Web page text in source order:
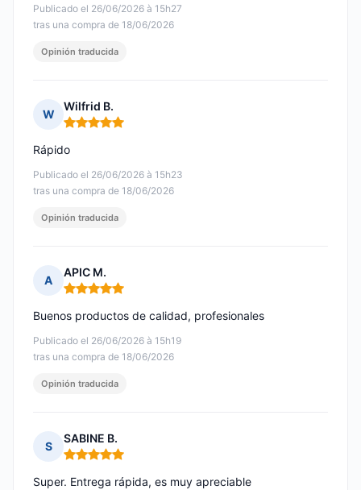
Publicado el 26/06/2026 à 15h27
tras una compra de 18/06/2026
Opinión traducida
W
Wilfrid B.
Nota: 5 de 5
Publicado el 26/06/2026 à 15h23
tras una compra de 18/06/2026
Rápido
Opinión traducida
A
APIC M.
Nota: 5 de 5
Publicado el 26/06/2026 à 15h19
tras una compra de 18/06/2026
Buenos productos de calidad, profesionales
Opinión traducida
S
SABINE B.
Nota: 5 de 5
Super. Entrega rápida, es muy apreciable